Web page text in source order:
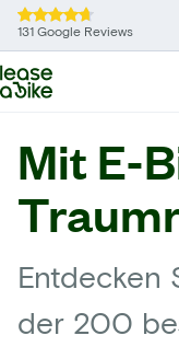
131 Google Reviews
Mit E-
Entdecken
der 200